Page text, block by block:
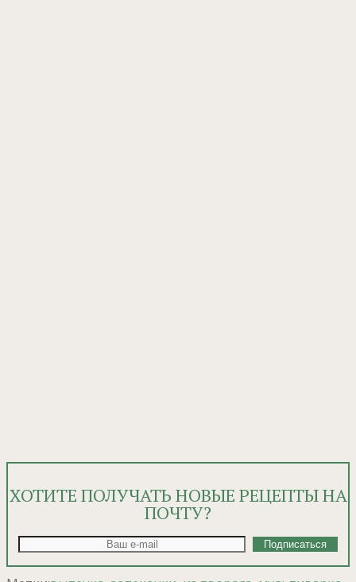
ХОТИТЕ ПОЛУЧАТЬ НОВЫЕ РЕЦЕПТЫ НА
ПОЧТУ?